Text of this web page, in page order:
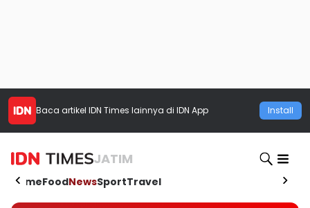
Baca artikel IDN Times lainnya di IDN App Install
JATIM
HomeFoodNewsSportTravel